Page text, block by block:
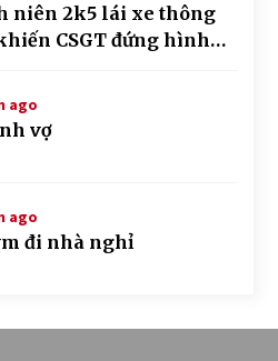
niên 2k5 lái xe thông
CSGT đứng hình
ago
vợ
ago
đi nhà nghỉ